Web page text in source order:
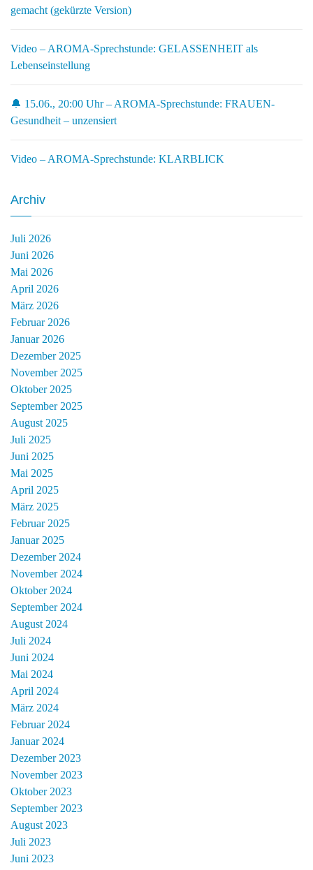
gemacht (gekürzte Version)
Video – AROMA-Sprechstunde: GELASSENHEIT als
Lebenseinstellung
🔔 15.06., 20:00 Uhr – AROMA-Sprechstunde: FRAUEN-
Gesundheit – unzensiert
Video – AROMA-Sprechstunde: KLARBLICK
Archiv
Juli 2026
Juni 2026
Mai 2026
April 2026
März 2026
Februar 2026
Januar 2026
Dezember 2025
November 2025
Oktober 2025
September 2025
August 2025
Juli 2025
Juni 2025
Mai 2025
April 2025
März 2025
Februar 2025
Januar 2025
Dezember 2024
November 2024
Oktober 2024
September 2024
August 2024
Juli 2024
Juni 2024
Mai 2024
April 2024
März 2024
Februar 2024
Januar 2024
Dezember 2023
November 2023
Oktober 2023
September 2023
August 2023
Juli 2023
Juni 2023